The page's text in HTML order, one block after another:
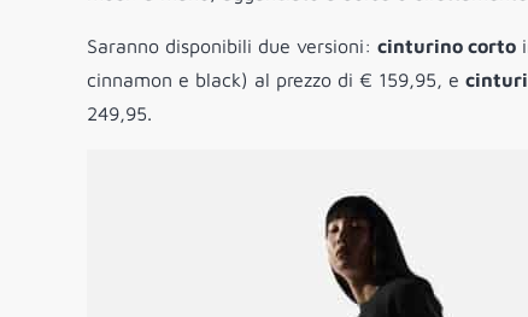
Saranno disponibili due versioni: cinturino corto
cinnamon e black) al prezzo di € 159,95, e
249,95.